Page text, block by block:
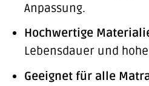
Anpassung.
Hochwertige
Lebensdauer und
Geeignet für alle